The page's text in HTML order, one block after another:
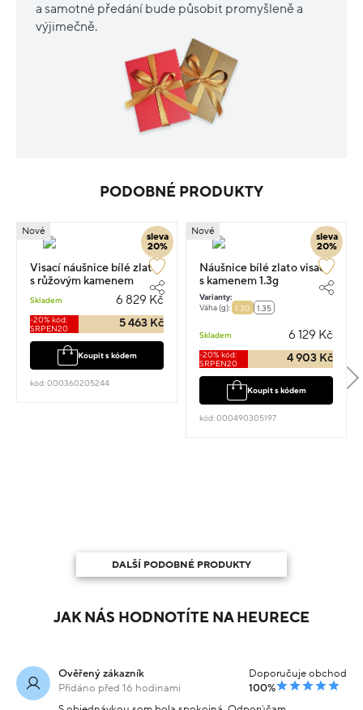
a samotné předání bude působit promyšleně a
výjimečně.
PODOBNÉ PRODUKTY
sleva
20%
Nové
Visací náušnice bílé zlato
s růžovým kamenem
Skladem 6 829 Kč
-20% kód:
SRPEN20
5 463 Kč
Koupit s kódem
kód: 000360205244
sleva
20%
Nové
Náušnice bílé zlato visací
s kamenem 1.3g
Varianty:
Váha (g): 1.30 1.35
Skladem 6 129 Kč
-20% kód:
SRPEN20
4 903 Kč
Koupit s kódem
kód: 000490305197
DALŠÍ PODOBNÉ PRODUKTY
JAK NÁS HODNOTÍTE NA HEURECE
Ověřený zákazník
Přidáno před 16 hodinami
Doporučuje obchod
100%